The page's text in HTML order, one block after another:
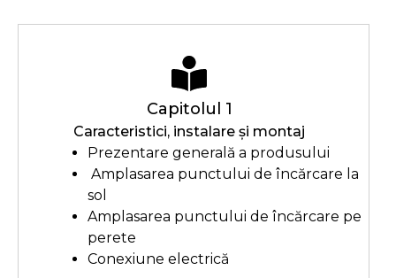
Capitolul 1
Caracteristici, instalare și montaj
Prezentare generală a produsului
Amplasarea punctului de încărcare la
sol
Amplasarea punctului de încărcare pe
perete
Conexiune electrică